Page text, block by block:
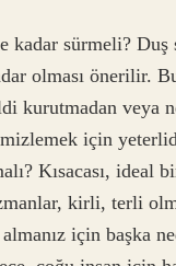
kadar sürmeli?
olması önerilir.
kurutmadan veya
için
Kısacası, ideal
kirli, terli
almanız için başka